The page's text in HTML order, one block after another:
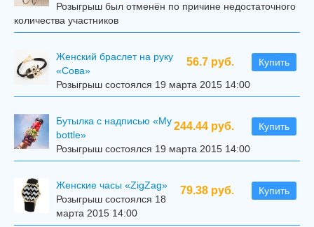
Розыгрыш был отменён по причине недостаточного
количества участников
56.7 руб. Купить
Женский браслет на руку
«Сова»
Розыгрыш состоялся 19 марта 2015 14:00
244.44 руб. Купить
Бутылка с надписью «My
bottle»
Розыгрыш состоялся 19 марта 2015 14:00
79.38 руб. Купить
Женские часы «ZigZag»
Розыгрыш состоялся 18
марта 2015 14:00